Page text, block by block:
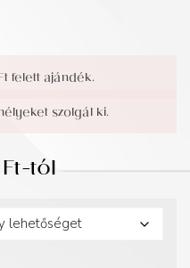
felett ajándék.
szolgál ki.
Ft-tól